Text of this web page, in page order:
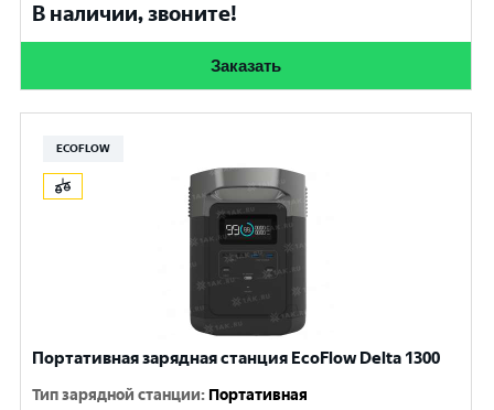
В наличии, звоните!
Заказать
ECOFLOW
Портативная зарядная станция EcoFlow Delta 1300
Тип зарядной станции: Портативная